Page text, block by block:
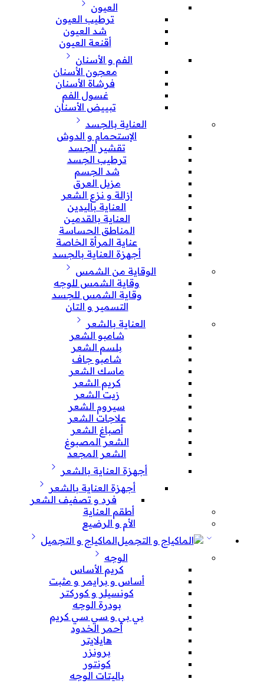
العيون
ترطيب العيون
شد العيون
أقنعة العيون
الفم و الأسنان
معجون الأسنان
فرشاة الأسنان
غسول الفم
تبييض الأسنان
العناية بالجسد
الإستحمام و الدوش
تقشير الجسد
ترطيب الجسد
شد الجسم
مزيل العرق
إزالة و نزع الشعر
العناية باليدين
العناية بالقدمين
المناطق الحساسة
عناية المرأة الخاصة
أجهزة العناية بالجسد
الوقاية من الشمس
وقاية الشمس للوجه
وقاية الشمس للجسد
التسمير و التان
العناية بالشعر
شامبو الشعر
بلسم الشعر
شامبو جاف
ماسك الشعر
كريم الشعر
زيت الشعر
سيروم الشعر
علاجات الشعر
أصباغ الشعر
الشعر المصبوغ
الشعر المجعد
أجهزة العناية بالشعر
أجهزة العناية بالشعر
فرد و تصفيف الشعر
أطقم العناية
الأم و الرضيع
الماكياج و التجميل
الوجه
كريم الأساس
أساس و برايمر و مثبت
كونسيلر و كوركتر
بودرة الوجه
بي بي و سي سي كريم
أحمر الخدود
هايلايتر
برونزر
كونتور
باليتات الوجه